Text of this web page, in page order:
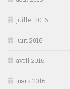
juillet 2016
juin 2016
avril 2016
mars 2016